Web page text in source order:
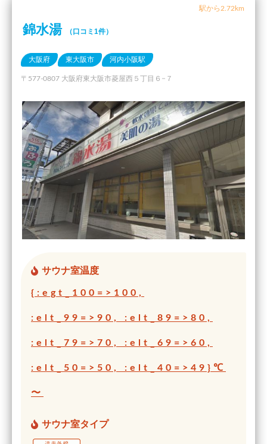
駅から2.72km
錦水湯 （口コミ1件）
大阪府 東大阪市 河内小阪駅
〒577-0807 大阪府東大阪市菱屋西５丁目６−７
サウナ室温度
{:egt_100=>100,
:elt_99=>90, :elt_89=>80,
:elt_79=>70, :elt_69=>60,
:elt_50=>50, :elt_40=>49}℃
〜
サウナ室タイプ